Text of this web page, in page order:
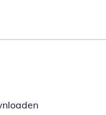
Öffnet in